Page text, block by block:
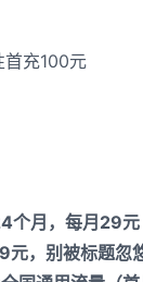
首充100元
月，每月29元
，别被标题忽